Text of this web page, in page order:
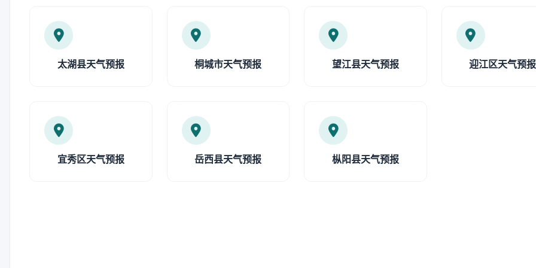
太湖县天气预报 桐城市天气预报 望江县天气预报 迎江区天气预报
宜秀区天气预报 岳西县天气预报 枞阳县天气预报